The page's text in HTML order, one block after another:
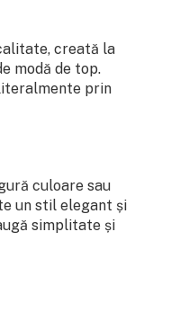
creată la
modă de top.
prin
culoare sau
un stil elegant și
simplitate și